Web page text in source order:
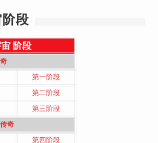
段
阶段
第一阶段
第二阶段
第三阶段
奇
第四阶段